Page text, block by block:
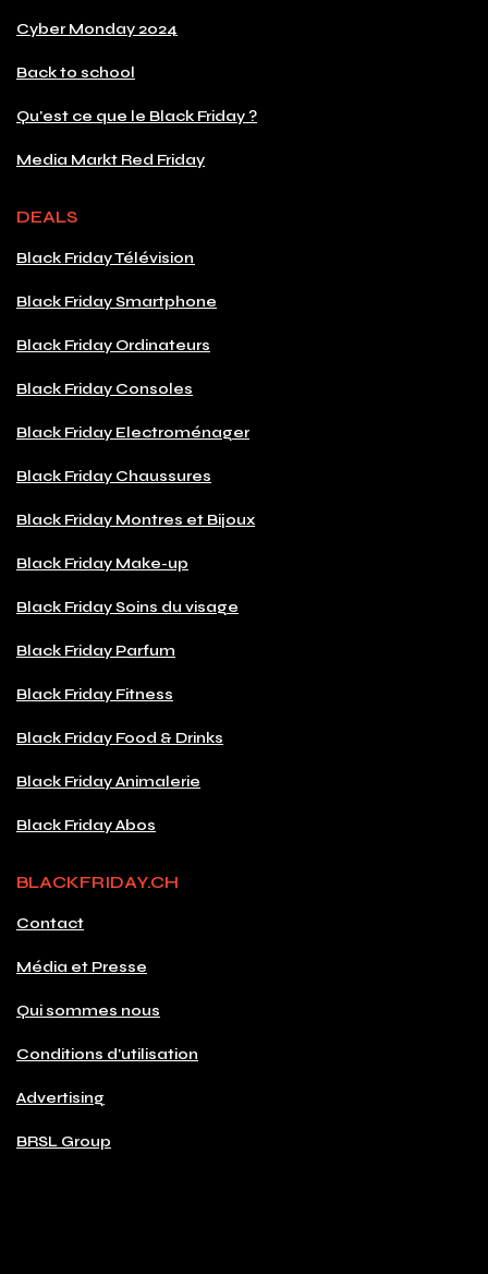
Cyber Monday 2024
Back to school
Qu'est ce que le Black Friday ?
Media Markt Red Friday
DEALS
Black Friday Télévision
Black Friday Smartphone
Black Friday Ordinateurs
Black Friday Consoles
Black Friday Electroménager
Black Friday Chaussures
Black Friday Montres et Bijoux
Black Friday Make-up
Black Friday Soins du visage
Black Friday Parfum
Black Friday Fitness
Black Friday Food & Drinks
Black Friday Animalerie
Black Friday Abos
BLACKFRIDAY.CH
Contact
Média et Presse
Qui sommes nous
Conditions d'utilisation
Advertising
BRSL Group